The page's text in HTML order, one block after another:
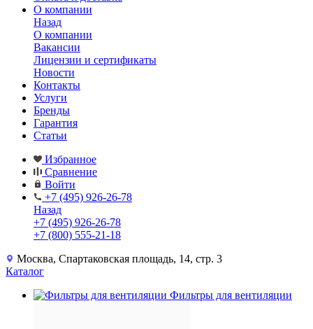
О компании
Назад
О компании
Вакансии
Лицензии и сертификаты
Новости
Контакты
Услуги
Бренды
Гарантия
Статьи
Избранное
Сравнение
Войти
+7 (495) 926-26-78
Назад
+7 (495) 926-26-78
+7 (800) 555-21-18
Москва, Спартаковская площадь, 14, стр. 3
Каталог
Фильтры для вентиляции